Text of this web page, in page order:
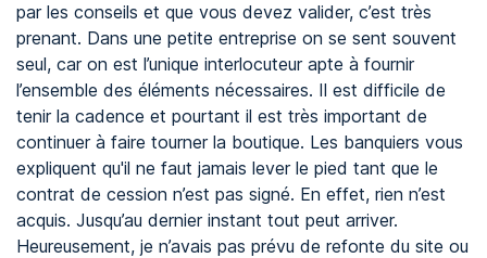
par les conseils et que vous devez valider, c’est très
prenant. Dans une petite entreprise on se sent souvent
seul, car on est l’unique interlocuteur apte à fournir
l’ensemble des éléments nécessaires. Il est difficile de
tenir la cadence et pourtant il est très important de
continuer à faire tourner la boutique. Les banquiers vous
expliquent qu'il ne faut jamais lever le pied tant que le
contrat de cession n’est pas signé. En effet, rien n’est
acquis. Jusqu’au dernier instant tout peut arriver.
Heureusement, je n’avais pas prévu de refonte du site ou